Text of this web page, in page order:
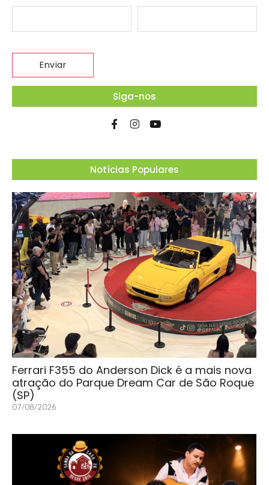
Siga-nos
Notícias Populares
Ferrari F355 do Anderson Dick é a mais nova
atração do Parque Dream Car de São Roque
(SP)
07/08/2026